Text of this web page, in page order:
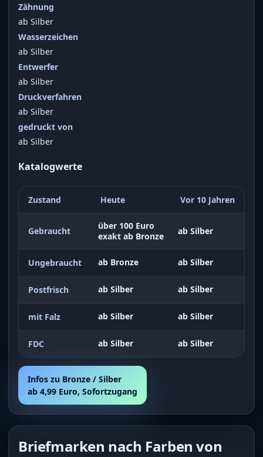
Zähnung
ab Silber
Wasserzeichen
ab Silber
Entwerfer
ab Silber
Druckverfahren
ab Silber
gedruckt von
ab Silber
Katalogwerte
Zustand Heute Vor 10 Jahren
Gebraucht
über 100 Euro
exakt ab Bronze
ab Silber
Ungebraucht ab Bronze ab Silber
Postfrisch ab Silber ab Silber
mit Falz ab Silber ab Silber
FDC ab Silber ab Silber
Infos zu Bronze / Silber
ab 4,99 Euro, Sofortzugang
Briefmarken nach Farben von